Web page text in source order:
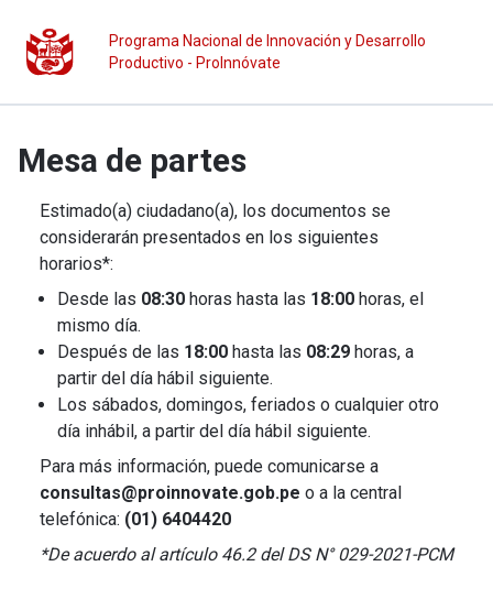
Programa Nacional de Innovación y Desarrollo
Productivo - ProInnóvate
Mesa de partes
Estimado(a) ciudadano(a), los documentos se
considerarán presentados en los siguientes
horarios*:
Desde las 08:30 horas hasta las 18:00 horas, el
mismo día.
Después de las 18:00 hasta las 08:29 horas, a
partir del día hábil siguiente.
Los sábados, domingos, feriados o cualquier otro
día inhábil, a partir del día hábil siguiente.
Para más información, puede comunicarse a
consultas@proinnovate.gob.pe o a la central
telefónica: (01) 6404420
*De acuerdo al artículo 46.2 del DS N° 029-2021-PCM